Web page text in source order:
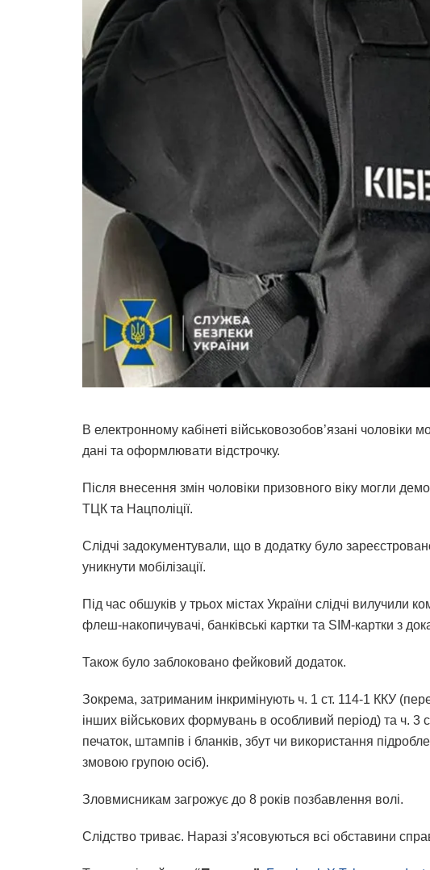
В електронному кабінеті військовозобов’язані чоловіки
дані та оформлювати відстрочку.
Після внесення змін чоловіки призовного віку могли
ТЦК та Нацполіції.
Слідчі задокументували, що в додатку було
уникнути мобілізації.
Під час обшуків у трьох містах України слідчі вилучили
флеш-накопичувачі, банківські картки та SIM-картки з
Також було заблоковано фейковий додаток.
Зокрема, затриманим інкримінують ч. 1 ст. 114-1 ККУ
інших військових формувань в особливий період) та ч. 3
печаток, штампів і бланків, збут чи використання
змовою групою осіб).
Зловмисникам загрожує до 8 років позбавлення волі.
Слідство триває. Наразі з’ясовуються всі обставини